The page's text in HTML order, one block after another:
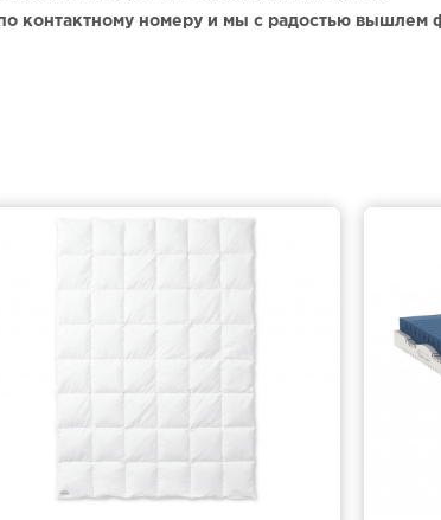
контактному номеру и мы с радостью вышлем